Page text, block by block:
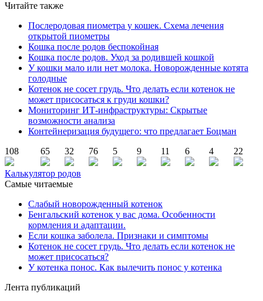
Читайте также
Послеродовая пиометра у кошек. Схема лечения
открытой пиометры
Кошка после родов беспокойная
Кошка после родов. Уход за родившей кошкой
У кошки мало или нет молока. Новорожденные котята
голодные
Котенок не сосет грудь. Что делать если котенок не
может присосаться к груди кошки?
Мониторинг ИТ-инфраструктуры: Скрытые
возможности анализа
Контейнеризация будущего: что предлагает Боцман
108
65 32 76 5 9 11 6 4 22
Калькулятор родов
Самые читаемые
Слабый новорожденный котенок
Бенгальский котенок у вас дома. Особенности
кормления и адаптации.
Если кошка заболела. Признаки и симптомы
Котенок не сосет грудь. Что делать если котенок не
может присосаться?
У котенка понос. Как вылечить понос у котенка
Лента публикаций